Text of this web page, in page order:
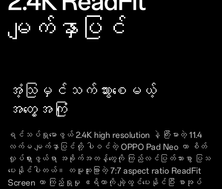
မျက်နှာပြင်
အံ့သြမှင်သက်သွားစေမယ့်
အတွေ့အကြုံ
ရင်သပ်ရှုမောဖွယ် 2.4K high resolution နဲ့ ကြီးမားတဲ့ 11.4
လက်မ မျက်နှာပြင်တို့ ပါဝင်တဲ့ OPPO Pad Neo ဟာ စိတ်
လှုပ်ရှားဖွယ်ရာ အခိုက်အတန့်တွေကို ကြည်လင်ပြတ်သားစွာ ပြသ
ပေးနိုင်ပါတယ်။ တမူထူးခြားတဲ့ 7:7 aspect ratio ReadFit
Screen ဟာ ကြည့်ရှုမှု ဧရိယာကို ချဲ့ထွင်ပေးနိုင်ပြီး စာအုပ်